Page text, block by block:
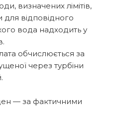
визначених лімітів,
для відповідного
вода надходить у
обчислюється за
через турбіни
— за фактичними